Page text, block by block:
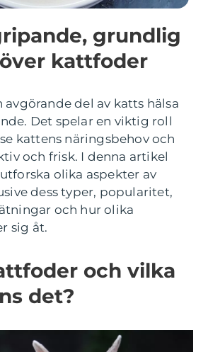
grundlig
kattfoder
avgörande del av katts hälsa
Det spelar en viktig roll
kattens näringsbehov och
och frisk. I denna artikel
olika aspekter av
dess typer, popularitet,
och hur olika
sig åt.
och vilka
det?